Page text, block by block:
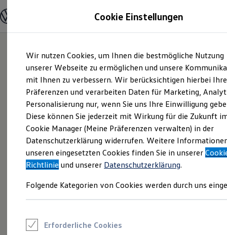
Hauptinhalt
springen
Footer
springen
Modelle und Konfigurator
Modelle vergleichen
Elektroautos
ENERGY Sondermodelle
Nutzfahrzeuge
SUV und CUV
Familienautos
Kombis
Kompaktwagen
Sportwagen
Schnell verfügbare Fahrzeuge
Angebote und Produkte
Aktuelle Angebote
E-Auto-Förderung
Volkswagen Marktplatz
Junge Gebrauchtwagen und Gebrauchtwagen
Saisonangebote
Cookie Einstellungen
Wir nutzen Cookies, um Ihnen die bestmögliche Nutzung
unserer Webseite zu ermöglichen und unsere
mit Ihnen zu verbessern. Wir berücksichtigen hierbei Ihre
Präferenzen und verarbeiten Daten für Marketing,
Personalisierung nur, wenn Sie uns Ihre Einwilligung
Diese können Sie jederzeit mit Wirkung für die Zukunft
Cookie Manager (Meine Präferenzen verwalten) in der
Datenschutzerklärung widerrufen. Weitere
unseren eingesetzten Cookies finden Sie in unserer
Richtlinie und unserer Datenschutzerklärung.
Folgende Kategorien von Cookies werden durch uns
Erforderliche Cookies